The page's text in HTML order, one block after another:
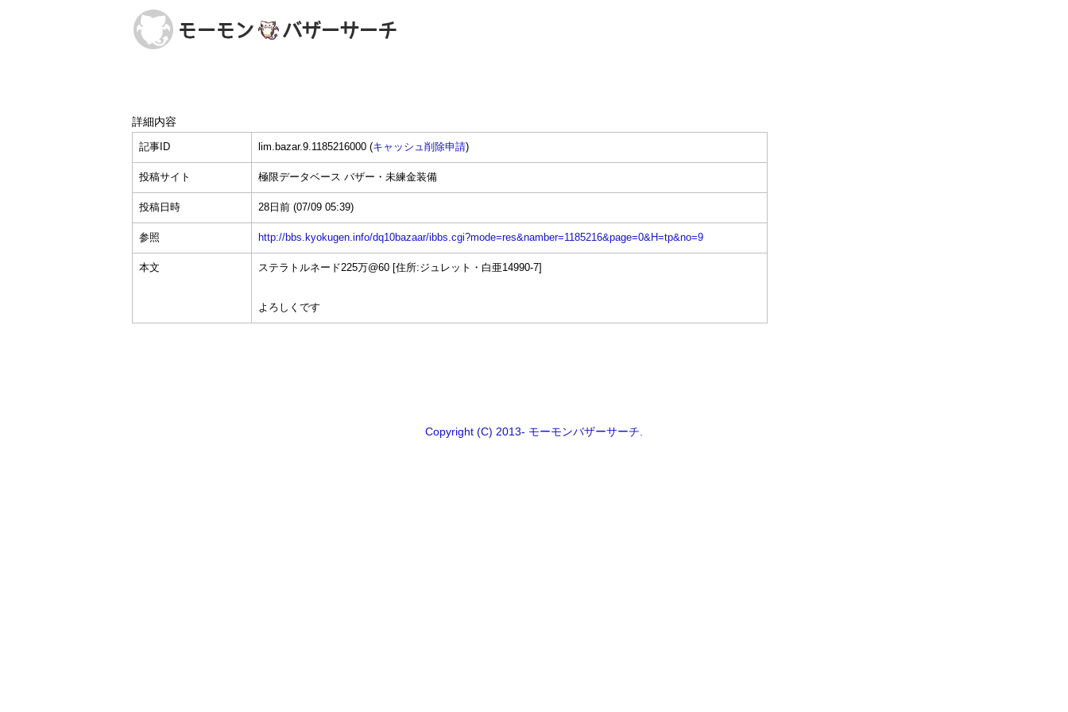
詳細内容
記事ID lim.bazar.9.1185216000 (キャッシュ削除申請)
投稿サイト 極限データベース バザー・未練金装備
投稿日時 28日前 (07/09 05:39)
参照 http://bbs.kyokugen.info/dq10bazaar/ibbs.cgi?mode=res&namber=1185216&page=0&H=tp&no=9
本文 ステラトルネード225万@60 [住所:ジュレット・白亜14990-7]
よろしくです
Copyright (C) 2013- モーモンバザーサーチ.